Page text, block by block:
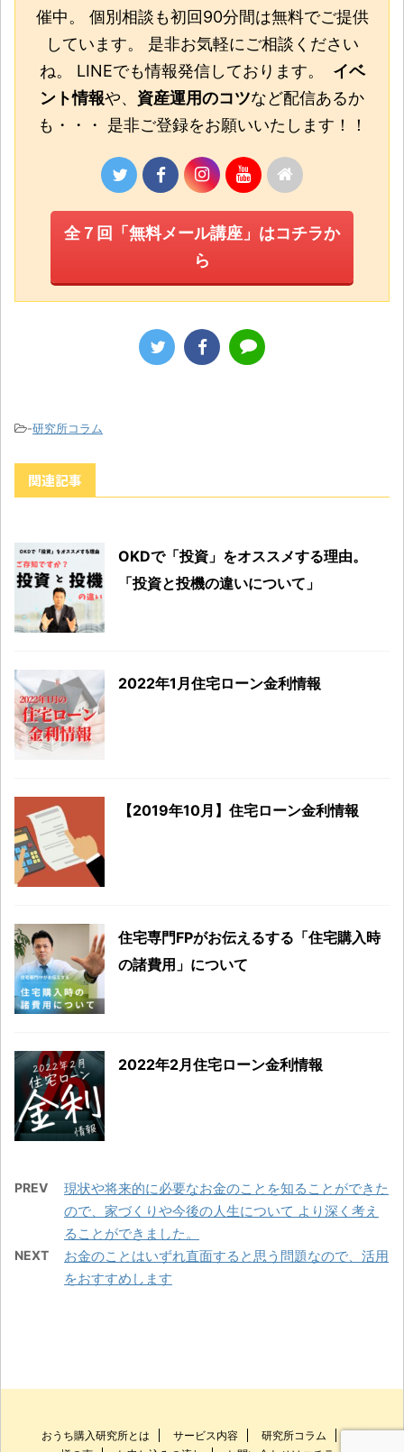
催中。 個別相談も初回90分間は無料でご提供
しています。 是非お気軽にご相談ください
ね。 LINEでも情報発信しております。 イベ
ント情報や、 資産運用のコツなど配信あるか
も・・・ 是非ご登録をお願いいたします！！
全７回「無料メール講座」はコチラか
ら
-研究所コラム
関連記事
OKDで「投資」をオススメする理由。
「投資と投機の違いについて」
2022年1月住宅ローン金利情報
【2019年10月】住宅ローン金利情報
住宅専門FPがお伝えるする「住宅購入時
の諸費用」について
2022年2月住宅ローン金利情報
PREV
現状や将来的に必要なお金のことを知ることができた
ので、家づくりや今後の人生について より深く考え
ることができました。
NEXT
お金のことはいずれ直面すると思う問題なので、活用
をおすすめします
おうち購入研究所とは サービス内容 研究所コラム
お客